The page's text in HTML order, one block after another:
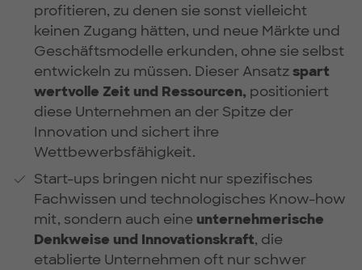
profitieren, zu denen sie sonst vielleicht
keinen Zugang hätten, und neue Märkte und
Geschäftsmodelle erkunden, ohne sie selbst
entwickeln zu müssen. Dieser Ansatzspart
wertvolle Zeit und Ressourcen, positioniert
diese Unternehmen an der Spitze der
Innovation und sichert ihre
Wettbewerbsfähigkeit.
Start-ups bringen nicht nur spezifisches
Fachwissen und technologisches Know-how
mit, sondern auch eine unternehmerische
Denkweise und Innovationskraft, die
etablierte Unternehmen oft nur schwer